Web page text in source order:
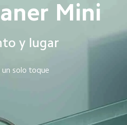
Mini
y lugar
un solo toque